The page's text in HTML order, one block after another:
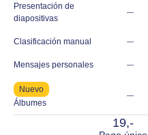
Presentación de
diapositivas
—
Clasificación manual —
Mensajes personales —
Nuevo
Álbumes
—
19,-